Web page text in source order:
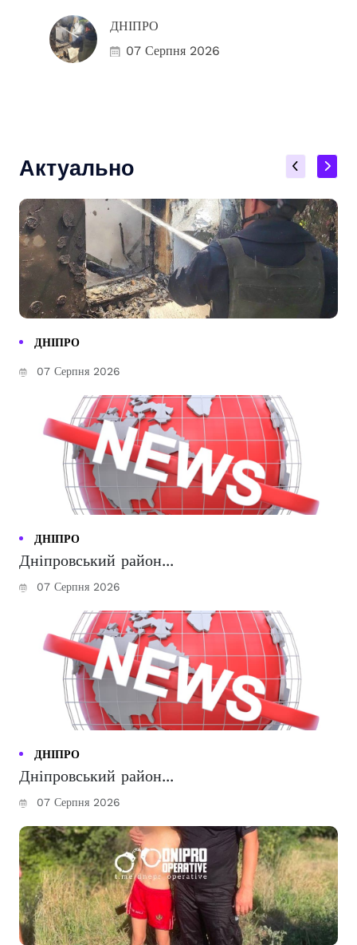
ДНІПРО
07 Серпня 2026
Актуально
ДНІПРО
07 Серпня 2026
ДНІПРО
Дніпровський район...
07 Серпня 2026
ДНІПРО
Дніпровський район...
07 Серпня 2026